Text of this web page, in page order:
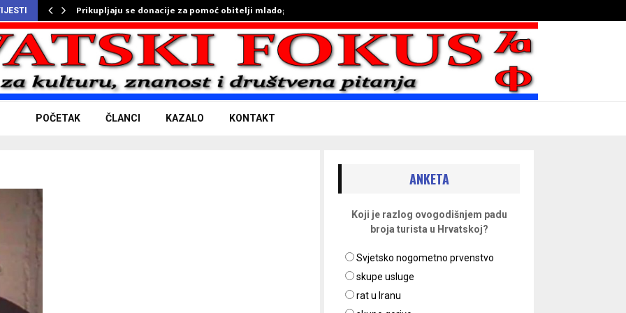
Prikupljaju se donacije za pomoć obitelji mladog…
POČETAK ČLANCI KAZALO KONTAKT
ANKETA
Koji je razlog ovogodišnjem padu
broja turista u Hrvatskoj?
Svjetsko nogometno prvenstvo
skupe usluge
rat u Iranu